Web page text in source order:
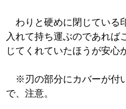
わりと硬めに閉じている
入れて持ち運ぶのであれば
じてくれていたほうが安心
※刃の部分にカバーが付
で、注意。